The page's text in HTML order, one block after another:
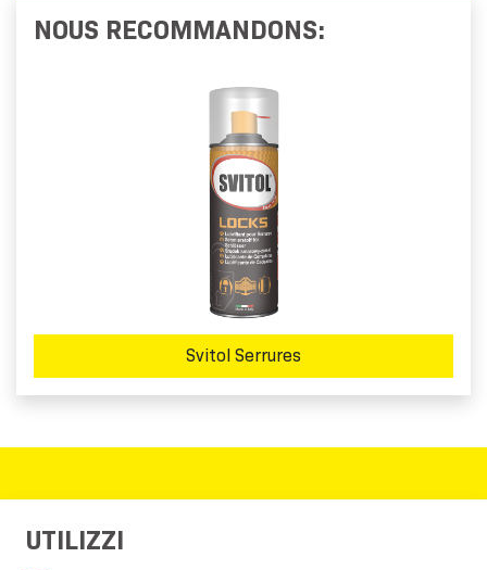
NOUS RECOMMANDONS:
Svitol Serrures
UTILIZZI